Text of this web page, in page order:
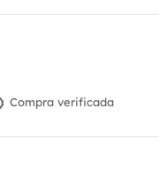
Compra verificada